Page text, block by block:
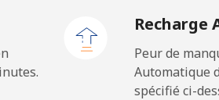
333 min pour ⁦$5⁩
Recharge
Peur de
Automatique
spécifié ci-